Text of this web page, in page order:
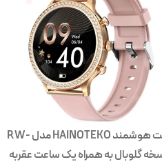
ساعت هوشمند HAINOTEKO مدل RW-
نسخه گلوبال به همراه یک ساعت عقربه